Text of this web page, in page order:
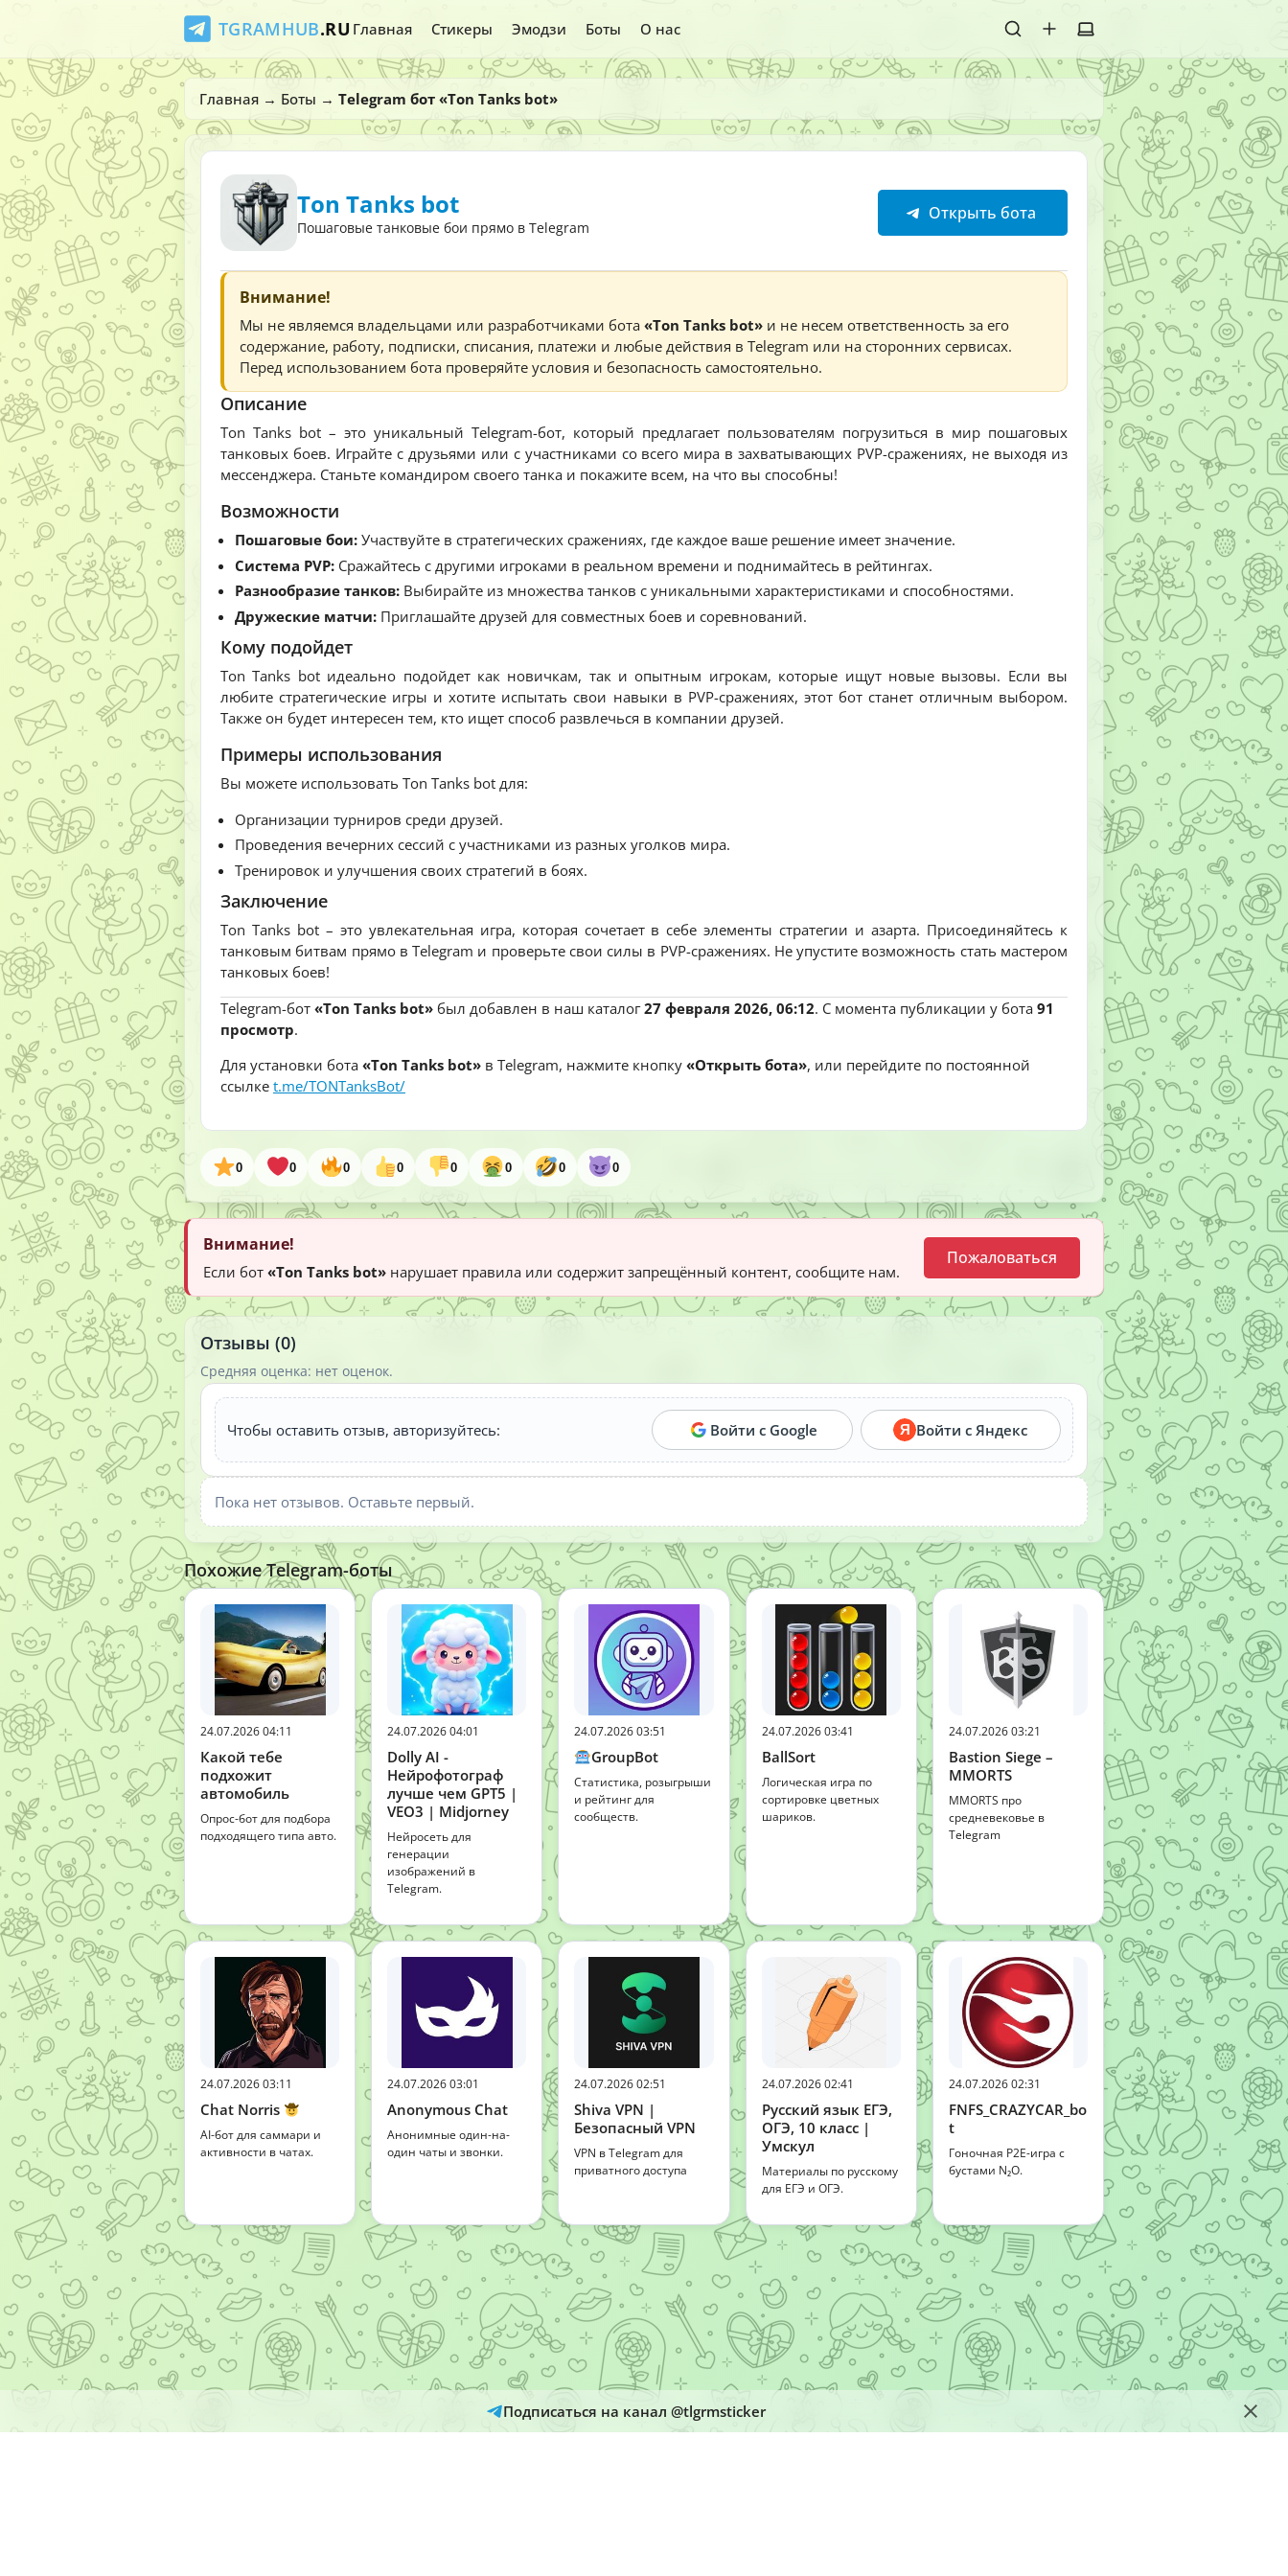
TGRAMHUB.RU Главная Стикеры Эмодзи Боты О нас
Главная → Боты → Telegram бот «Ton Tanks bot»
Ton Tanks bot
Пошаговые танковые бои прямо в Telegram
Открыть бота
Внимание!
Мы не являемся владельцами или разработчиками бота «Ton Tanks bot» и не несем ответственность за его
содержание, работу, подписки, списания, платежи и любые действия в Telegram или на сторонних сервисах.
Перед использованием бота проверяйте условия и безопасность самостоятельно.
Описание
Ton Tanks bot – это уникальный Telegram-бот, который предлагает пользователям погрузиться в мир пошаговых
танковых боев. Играйте с друзьями или с участниками со всего мира в захватывающих PVP-сражениях, не выходя из
мессенджера. Станьте командиром своего танка и покажите всем, на что вы способны!
Возможности
Пошаговые бои: Участвуйте в стратегических сражениях, где каждое ваше решение имеет значение.
Система PVP: Сражайтесь с другими игроками в реальном времени и поднимайтесь в рейтингах.
Разнообразие танков: Выбирайте из множества танков с уникальными характеристиками и способностями.
Дружеские матчи: Приглашайте друзей для совместных боев и соревнований.
Кому подойдет
Ton Tanks bot идеально подойдет как новичкам, так и опытным игрокам, которые ищут новые вызовы. Если вы
любите стратегические игры и хотите испытать свои навыки в PVP-сражениях, этот бот станет отличным выбором.
Также он будет интересен тем, кто ищет способ развлечься в компании друзей.
Примеры использования
Вы можете использовать Ton Tanks bot для:
Организации турниров среди друзей.
Проведения вечерних сессий с участниками из разных уголков мира.
Тренировок и улучшения своих стратегий в боях.
Заключение
Ton Tanks bot – это увлекательная игра, которая сочетает в себе элементы стратегии и азарта. Присоединяйтесь к
танковым битвам прямо в Telegram и проверьте свои силы в PVP-сражениях. Не упустите возможность стать мастером
танковых боев!
Telegram-бот «Ton Tanks bot» был добавлен в наш каталог27 февраля 2026, 06:12. С момента публикации у бота 91
просмотр.
Для установки бота «Ton Tanks bot» в Telegram, нажмите кнопку «Открыть бота», или перейдите по постоянной
ссылке t.me/TONTanksBot/
0 0 0 0 0 0 0 0
Внимание!
Если бот «Ton Tanks bot» нарушает правила или содержит запрещённый контент, сообщите нам.
Пожаловаться
Отзывы (0)
Средняя оценка: нет оценок.
Чтобы оставить отзыв, авторизуйтесь: Войти с Google Я Войти с Яндекс
Пока нет отзывов. Оставьте первый.
Похожие Telegram-боты
24.07.2026 04:11
Какой тебе
подхожит
автомобиль
Опрос-бот для подбора
подходящего типа авто.
24.07.2026 04:01
Dolly AI -
Нейрофотограф
лучше чем GPT5 |
VEO3 | Midjorney
Нейросеть для
генерации
изображений в
Telegram.
24.07.2026 03:51
GroupBot
Статистика, розыгрыши
и рейтинг для
сообществ.
24.07.2026 03:41
BallSort
Логическая игра по
сортировке цветных
шариков.
24.07.2026 03:21
Bastion Siege –
MMORTS
MMORTS про
средневековье в
Telegram
24.07.2026 03:11
Chat Norris
AI-бот для саммари и
активности в чатах.
24.07.2026 03:01
Anonymous Chat
Анонимные один-на-
один чаты и звонки.
24.07.2026 02:51
Shiva VPN |
Безопасный VPN
VPN в Telegram для
приватного доступа
24.07.2026 02:41
Русский язык ЕГЭ,
ОГЭ, 10 класс |
Умскул
Материалы по русскому
для ЕГЭ и ОГЭ.
24.07.2026 02:31
FNFS_CRAZYCAR_bo
t
Гоночная P2E-игра с
бустами N₂O.
Подписаться на канал @tlgrmsticker